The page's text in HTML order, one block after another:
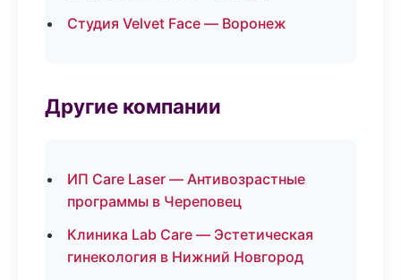
Студия Velvet Face — Воронеж
Другие компании
ИП Care Laser — Антивозрастные
программы в Череповец
Клиника Lab Care — Эстетическая
гинекология в Нижний Новгород